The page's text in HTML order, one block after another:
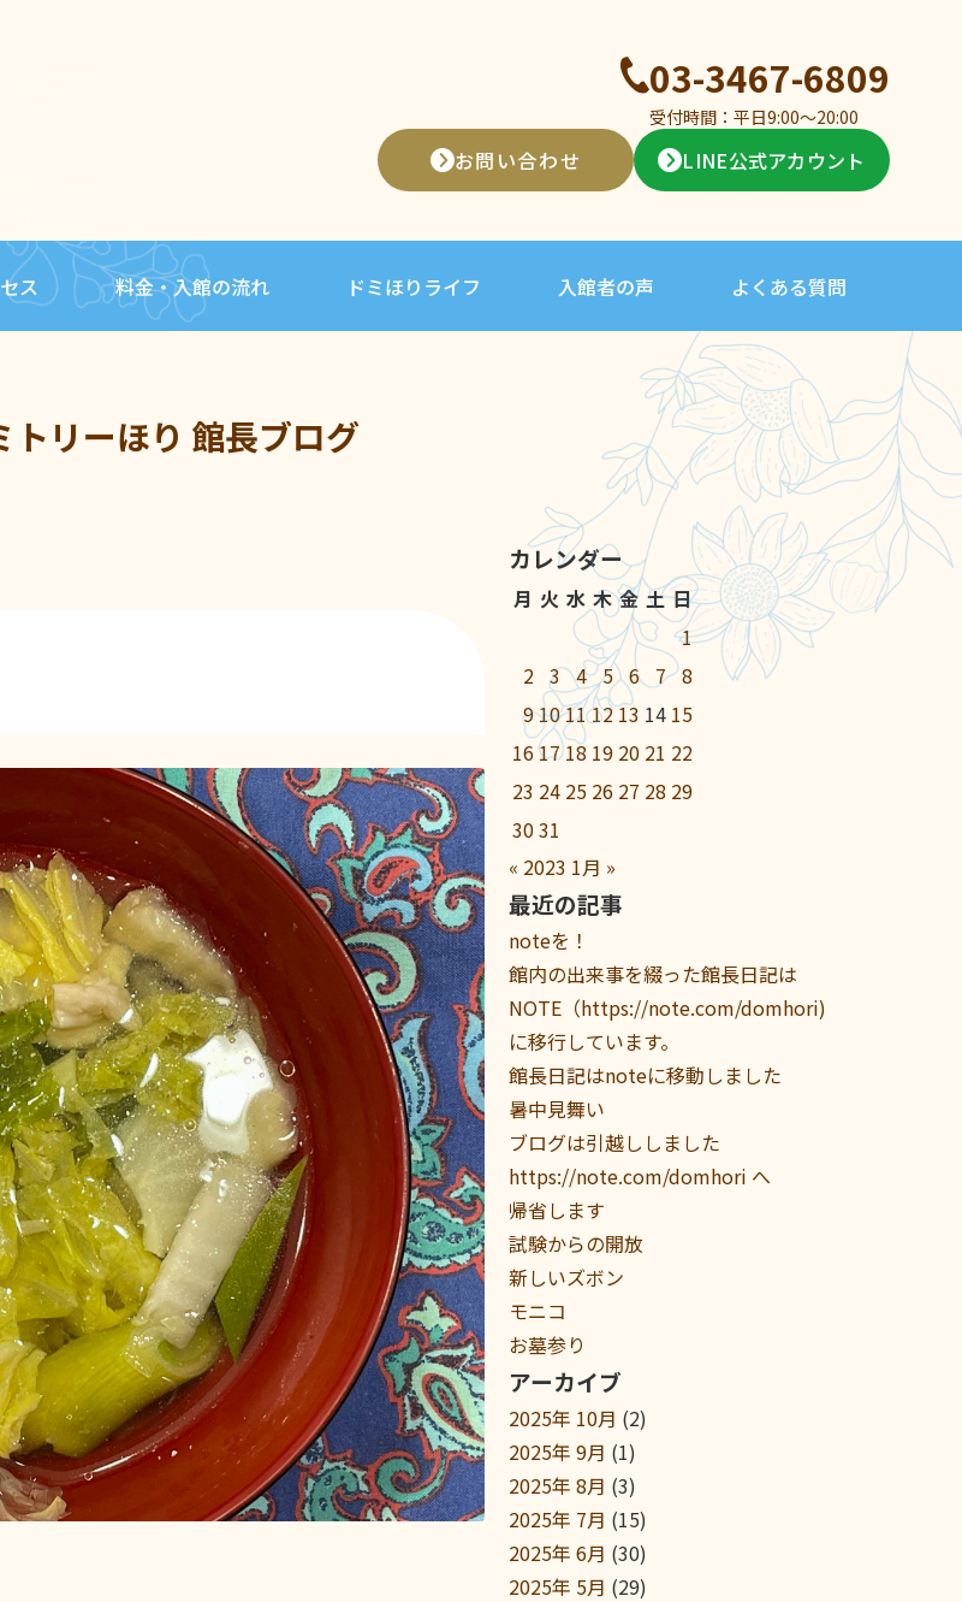
03-3467-6809
受付時間：平日9:00〜20:00
お問い合わせ LINE公式アカウント
ス 料金・入館の流れ ドミほりライフ 入館者の声 よくある質問
トリーほり 館長ブログ
カレンダー
月 火 水 木 金 土 日
1
2 3 4 5 6 7 8
910111213 14 15
1617 18 19 20 21 22
23 24 25 26 27 28 29
3031
« 2023 1月 »
最近の記事
noteを！
館内の出来事を綴った館長日記は
NOTE（https://note.com/domhori)
に移行しています。
館長日記はnoteに移動しました
暑中見舞い
ブログは引越ししました
https://note.com/domhori へ
帰省します
試験からの開放
新しいズボン
モニコ
お墓参り
アーカイブ
2025年 10月 (2)
2025年 9月 (1)
2025年 8月 (3)
2025年 7月 (15)
2025年 6月 (30)
2025年 5月 (29)